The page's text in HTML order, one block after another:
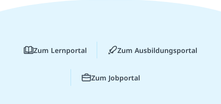
Zum Lernportal Zum Ausbildungsportal
Zum Jobportal